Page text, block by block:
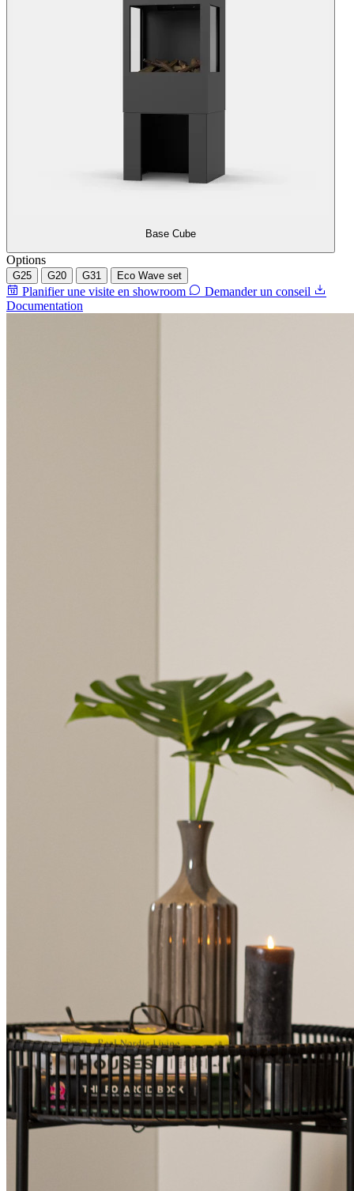
Base Cube
Options
G25 G20 G31 Eco Wave set
Planifier une visite en showroom
Demander un conseil
Documentation